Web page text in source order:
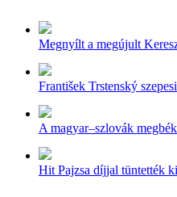
Megnyílt a megújult
František Trstenský
A magyar–szlovák
Hit Pajzsa díjjal tüntették